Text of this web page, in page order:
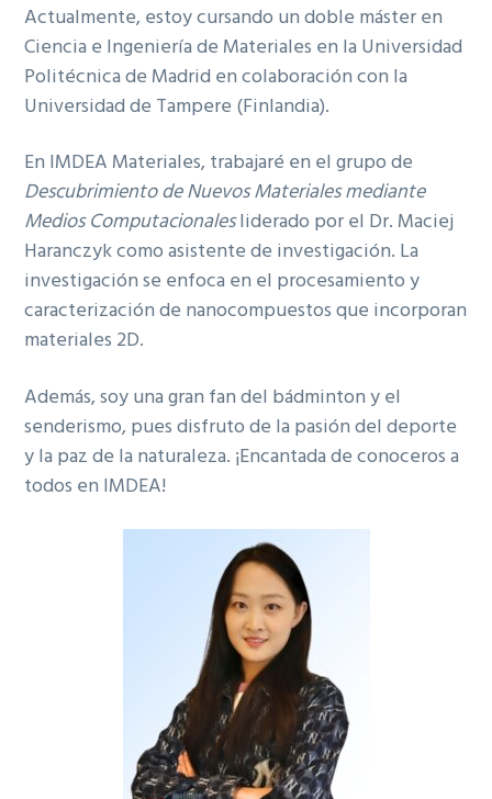
Actualmente, estoy cursando un doble máster en
Ciencia e Ingeniería de Materiales en la Universidad
Politécnica de Madrid en colaboración con la
Universidad de Tampere (Finlandia).
En IMDEA Materiales, trabajaré en el grupo de
Descubrimiento de Nuevos Materiales mediante
Medios Computacionalesliderado por el Dr. Maciej
Haranczyk como asistente de investigación. La
investigación se enfoca en el procesamiento y
caracterización de nanocompuestos que incorporan
materiales 2D.
Además, soy una gran fan del bádminton y el
senderismo, pues disfruto de la pasión del deporte
y la paz de la naturaleza. ¡Encantada de conoceros a
todos en IMDEA!